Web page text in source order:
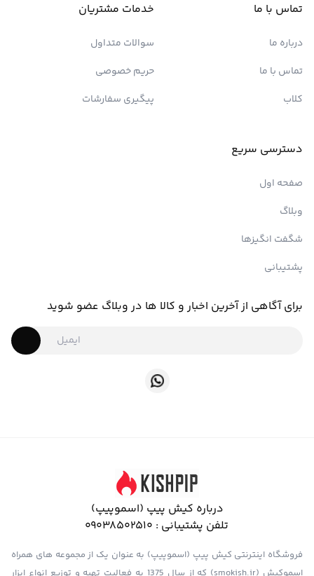
تماس با ما
درباره ما
تماس با ما
کلاب
خدمات مشتریان
سوالات متداول
حریم خصوصی
پیگیری سفارشات
دسترسی سریع
صفحه اول
وبلاگ
شگفت انگیزها
پشتیبانی
برای آگاهی از آخرین اخبار و کالا ها در وبلاگ عضو شوید
درباره کیش پیپ (اسموپیپ)
تلفن پشتیبانی : 09038502510
فروشگاه اینترنتی کیش پیپ (اسموپیپ) به عنوان یک از مجموعه های همراه
اسموکیش (smokish.ir) که از سال 1375 به فعالیت تهیه و توزیع انواع ابزار